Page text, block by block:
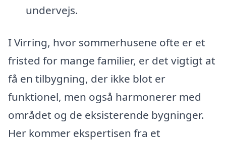
undervejs.
I Virring, hvor sommerhusene ofte er et
fristed for mange familier, er det vigtigt at
få en tilbygning, der ikke blot er
funktionel, men også harmonerer med
området og de eksisterende bygninger.
Her kommer ekspertisen fra et